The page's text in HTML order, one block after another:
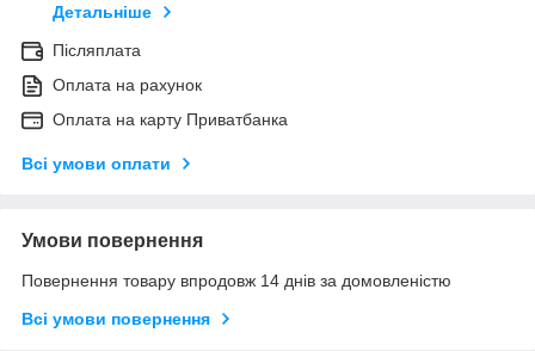
Детальніше
Післяплата
Оплата на рахунок
Оплата на карту Приватбанка
Всі умови оплати
Умови повернення
Повернення товару впродовж 14 днів за домовленістю
Всі умови повернення